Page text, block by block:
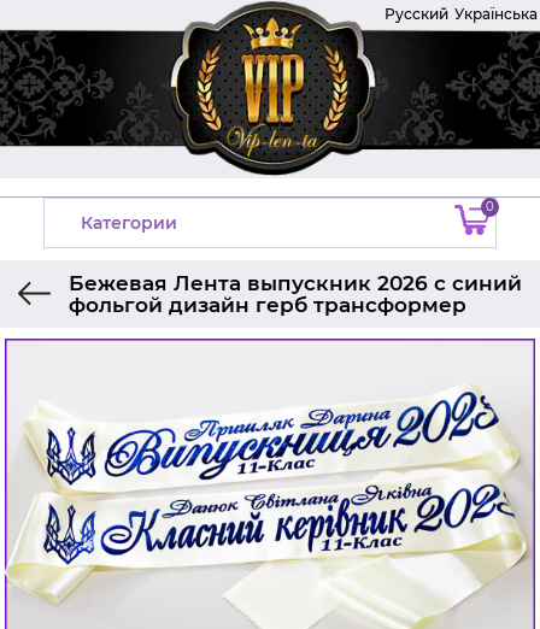
Русский Українська
Категории
0
Бежевая Лента выпускник 2026 с синий
фольгой дизайн герб трансформер